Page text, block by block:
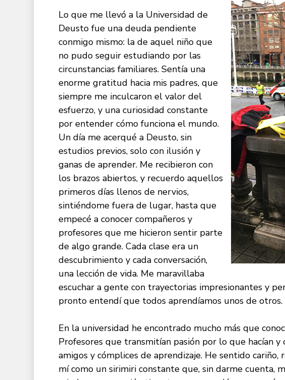
Lo que me llevó a la Universidad de
Deusto fue una deuda pendiente
conmigo mismo: la de aquel niño que
no pudo seguir estudiando por las
circunstancias familiares. Sentía una
enorme gratitud hacia mis padres, que
siempre me inculcaron el valor del
esfuerzo, y una curiosidad constante
por entender cómo funciona el mundo.
Un día me acerqué a Deusto, sin
estudios previos, solo con ilusión y
ganas de aprender. Me recibieron con
los brazos abiertos, y recuerdo aquellos
primeros días llenos de nervios,
sintiéndome fuera de lugar, hasta que
empecé a conocer compañeros y
profesores que me hicieron sentir parte
de algo grande. Cada clase era un
descubrimiento y cada conversación,
una lección de vida. Me maravillaba
escuchar a gente con trayectorias impresionantes y
pronto entendí que todos aprendíamos unos de otros.
En la universidad he encontrado mucho más que
Profesores que transmitían pasión por lo que hacían
amigos y cómplices de aprendizaje. He sentido
mí como un sirimiri constante que, sin darme cuenta,